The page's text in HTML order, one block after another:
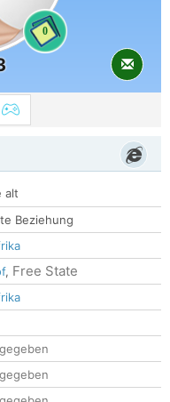
0
alt
Beziehung
, Free State